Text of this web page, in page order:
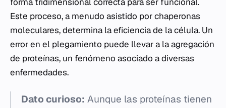
Este proceso, a menudo asistido por chaperonas
moleculares, determina la eficiencia de la célula. Un
error en el plegamiento puede llevar a la agregación
de proteínas, un fenómeno asociado a diversas
enfermedades.
Dato curioso: Aunque las proteínas tienen